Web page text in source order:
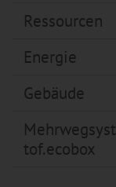
Ressourcen
Energie
Gebäude
tof.ecobox